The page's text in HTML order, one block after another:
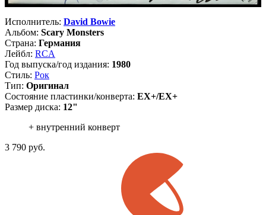
Исполнитель: David Bowie
Альбом: Scary Monsters
Страна: Германия
Лейбл: RCA
Год выпуска/год издания: 1980
Стиль: Рок
Тип: Оригинал
Состояние пластинки/конверта: EX+/EX+
Размер диска: 12"
+ внутренний конверт
3 790 руб.